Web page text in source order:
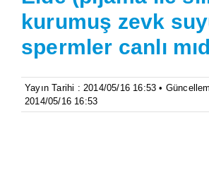
kurumuş zevk
spermler canlı
Yayın Tarihi : 2014/05/16 16:53 •
2014/05/16 16:53